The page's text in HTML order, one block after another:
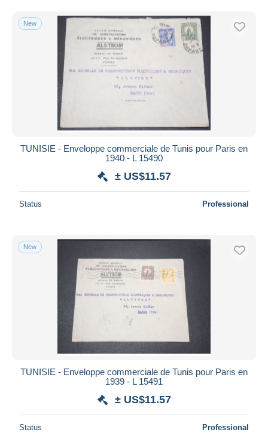
New
TUNISIE - Enveloppe commerciale de Tunis pour Paris en
1940 - L 15490
± US$11.57
Status Professional
New
TUNISIE - Enveloppe commerciale de Tunis pour Paris en
1939 - L 15491
± US$11.57
Status Professional